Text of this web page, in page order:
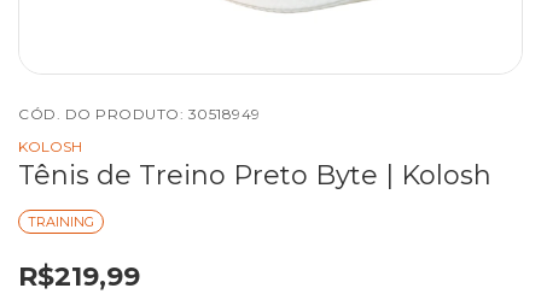
CÓD. DO PRODUTO: 30518949
KOLOSH
Tênis de Treino Preto Byte | Kolosh
TRAINING
R$219,99